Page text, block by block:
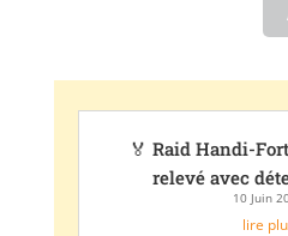
🏅 Raid Handi-
relevé avec
10 Juin
lire